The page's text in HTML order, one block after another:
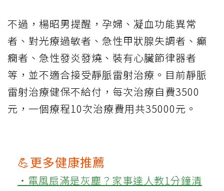
不過，楊昭男提醒，孕婦、凝血功能異常
者、對光療過敏者、急性甲狀腺失調者、癲
癇者、急性發炎發燒、裝有心臟節律器者
等，並不適合接受靜脈雷射治療。目前靜脈
雷射治療健保不給付，每次治療自費3500
元，一個療程10次治療費用共35000元。
💪更多健康推薦
‧電風扇滿是灰塵？家事達人教1分鐘清